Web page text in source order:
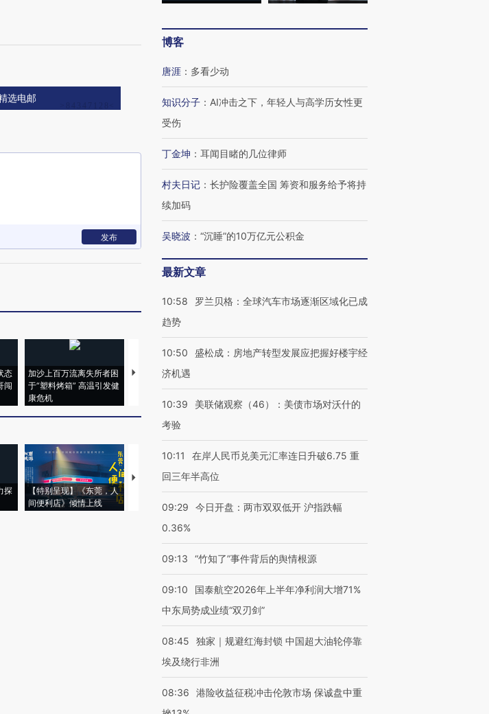
选电邮
发布
态
闯
加沙上百万流离失所者困
于“塑料烤箱” 高温引发健
康危机
马航飞行员跨国走私7万
要防空导弹“救急”
13人遇难
探
【特别呈现】《东莞，人
间便利店》倾情上线
【推广】走进第四届链博
会，让数智科技“链”接产
【特别呈现】寻找100种
有意思的生活方式·第三对
CFO：不靠规模取胜，华
博客
唐涯 ： 多看少动
知识分子 ： AI冲击之下，年轻人与高学历女性更
受伤
丁金坤 ： 耳闻目睹的几位律师
村夫日记 ： 长护险覆盖全国 筹资和服务给予将持
续加码
吴晓波 ： “沉睡”的10万亿元公积金
最新文章
10:58
罗兰贝格：全球汽车市场逐渐区域化已成
趋势
10:50
盛松成：房地产转型发展应把握好楼宇经
济机遇
10:39
美联储观察（46）：美债市场对沃什的
考验
10:11
在岸人民币兑美元汇率连日升破6.75 重
回三年半高位
09:29
今日开盘：两市双双低开 沪指跌幅
0.36%
09:13 “竹知了”事件背后的舆情根源
09:10
国泰航空2026年上半年净利润大增71%
中东局势成业绩“双刃剑”
08:45
独家｜规避红海封锁 中国超大油轮停靠
埃及绕行非洲
08:36
港险收益征税冲击伦敦市场 保诚盘中重